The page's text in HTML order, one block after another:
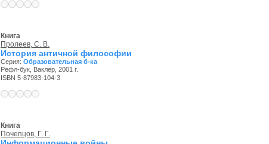
Книга
Пролеев, С. В.
История античной философии
Серия: Образовательная б-ка
Рефл-бук, Ваклер, 2001 г.
ISBN 5-87983-104-3
Книга
Почепцов, Г. Г.